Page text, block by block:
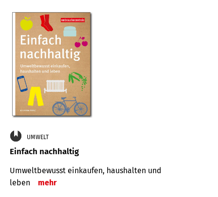
UMWELT
Einfach nachhaltig
Umweltbewusst einkaufen, haushalten und
leben
mehr